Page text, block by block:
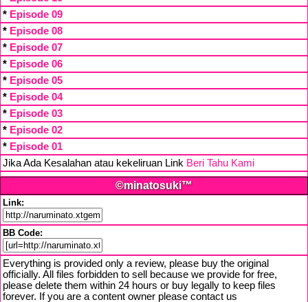
* Episode 09
* Episode 08
* Episode 07
* Episode 06
* Episode 05
* Episode 04
* Episode 03
* Episode 02
* Episode 01
Jika Ada Kesalahan atau kekeliruan Link Beri Tahu Kami
©minatosuki™
Link:
BB Code:
Everything is provided only a review, please buy the original
officially. All files forbidden to sell because we provide for free,
please delete them within 24 hours or buy legally to keep files
forever. If you are a content owner please contact us